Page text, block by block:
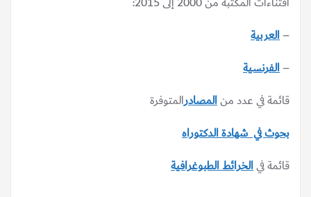
–العربية
–الفرنسية
قائمة في عدد منالمصادرالمتوفرة
بحوث في شهادة الدكتوراه
قائمة فيالخرائط الطبوغرافية